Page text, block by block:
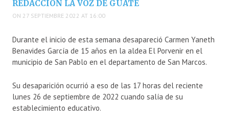
REDACCIÓN LA VOZ DE GUATE
ON 27 SEPTIEMBRE 2022 AT 16:00
Durante el inicio de esta semana desapareció Carmen Yaneth
Benavides García de 15 años en la aldea El Porvenir en el
municipio de San Pablo en el departamento de San Marcos.
Su desaparición ocurrió a eso de las 17 horas del reciente
lunes 26 de septiembre de 2022 cuando salía de su
establecimiento educativo.